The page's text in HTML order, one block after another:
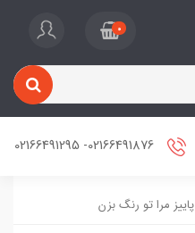
0
پاییز مرا تو رنگ بزن